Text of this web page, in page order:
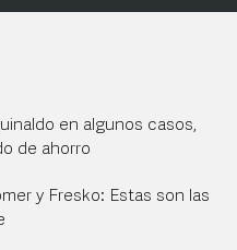
en algunos casos,
de ahorro
y Fresko: Estas son las